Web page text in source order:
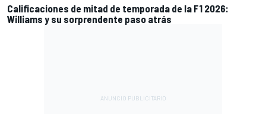
Calificaciones de mitad de temporada de la F1 2026:
Williams y su sorprendente paso atrás